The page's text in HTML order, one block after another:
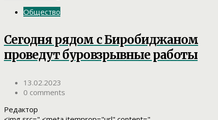
Общество
Сегодня рядом с Биробиджаном
проведут буровзрывные работы
13.02.2023
0 comments
Редактор